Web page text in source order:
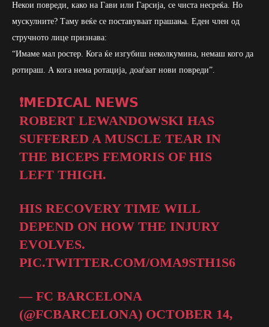
Некои повреди, како на Гави или Гарсија, се чиста несреќа. Но
мускулните? Таму веќе се поставуваат прашања. Еден член од
стручното лице признава:
“Имаме мал ростер. Кога ќе изгубиш неколкумина, немаш кого да
ротираш. А кога нема ротација, доаѓаат нови повреди”.
❗𝗠𝗘𝗗𝗜𝗖𝗔𝗟 𝗡𝗘𝗪𝗦
ROBERT LEWANDOWSKI HAS
SUFFERED A MUSCLE TEAR IN
THE BICEPS FEMORIS OF HIS
LEFT THIGH.
HIS RECOVERY TIME WILL
DEPEND ON HOW THE INJURY
EVOLVES.
PIC.TWITTER.COM/OMA9STH1S6
— FC BARCELONA
(@FCBARCELONA) OCTOBER 14,